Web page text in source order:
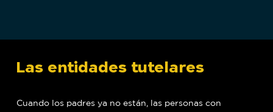
Las entidades tutelares
Cuando los padres ya no están, las personas con